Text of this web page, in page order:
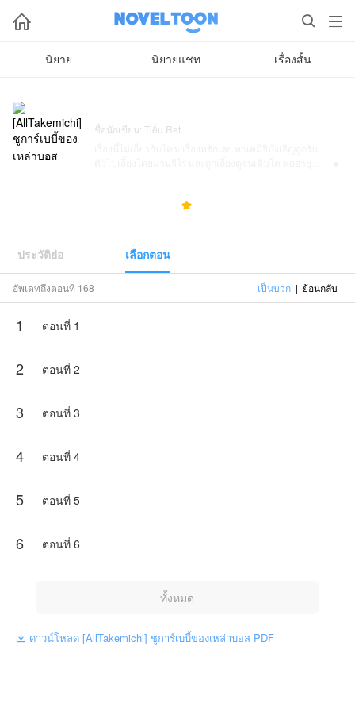
  
นิยาย นิยายแชท เรื่องสั้น
ชื่อนักเขียน: Tiểu Ret
เรื่องสำคัญต้องย้ำสามครั้ง :)))
เนื้อหาเป็นเพียงความคิดเห็นของนักเขียน ไม่เป็นตัวแทน

ประวัติย่อ เลือกตอน
อัพเดทถึงตอนที่ 168 เป็นบวก | ย้อนกลับ
1 ตอนที่ 1
2 ตอนที่ 2
3 ตอนที่ 3
4 ตอนที่ 4
5 ตอนที่ 5
6 ตอนที่ 6
ทั้งหมด
 ดาวน์โหลด [AllTakemichi] ชูการ์เบบี้ของเหล่าบอส PDF